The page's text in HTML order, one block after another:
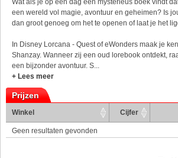
een wereld vol magie, avontuur en geheimen? Is
dan groot genoeg om het te openen of laat je het
In Disney Lorcana - Quest of eWonders maak je
Shanzay. Wanneer zij een oud lorebook ontdekt,
een bijzonder avontuur. S...
+ Lees meer
Prijzen
Winkel Cijfer
Geen resultaten gevonden